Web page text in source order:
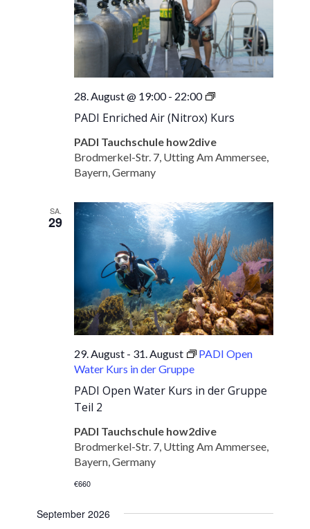
PADI Enriched Air (Nitrox) Kurs
28. August @ 19:00- 22:00
PADI
Air
(Nitrox)
Kurs
PADI Tauchschule how2dive
Brodmerkel-Str. 7, Utting Am Ammersee,
Bayern, Germany
SA.
29
PADI Open Water Kurs in der Gruppe
Teil 2
29. August - 31. August
PADI Open
Water Kurs in der Gruppe
PADI Tauchschule how2dive
Brodmerkel-Str. 7, Utting Am Ammersee,
Bayern, Germany
€660
September 2026